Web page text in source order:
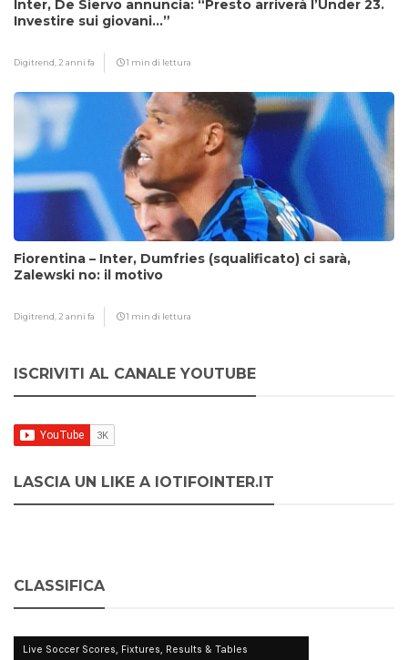
Inter, De Siervo annuncia: “Presto arriverà l’Under 23.
Investire sui giovani…”
Digitrend, 2 anni fa 1 min di lettura
Fiorentina – Inter, Dumfries (squalificato) ci sarà,
Zalewski no: il motivo
Digitrend, 2 anni fa 1 min di lettura
ISCRIVITI AL CANALE YOUTUBE
LASCIA UN LIKE A IOTIFOINTER.IT
CLASSIFICA